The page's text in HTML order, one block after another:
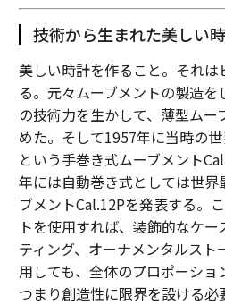
技術から生まれた美しい
美しい時計を作ること。それは
る。元々ムーブメントの製造
の技術力を生かして、薄型ムー
めた。そして1957年に当時の
という手巻き式ムーブメント
年には自動巻き式としては世
ブメントCal.12Pを発表する。
トを使用すれば、装飾的なケ
ティング、オーナメンタルスト
用しても、全体のプロポーショ
つまり創造性に限界を設ける必